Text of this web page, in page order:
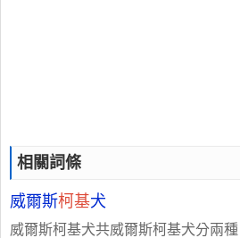
相關詞條
威爾斯柯基犬
威爾斯柯基犬共威爾斯柯基犬分兩